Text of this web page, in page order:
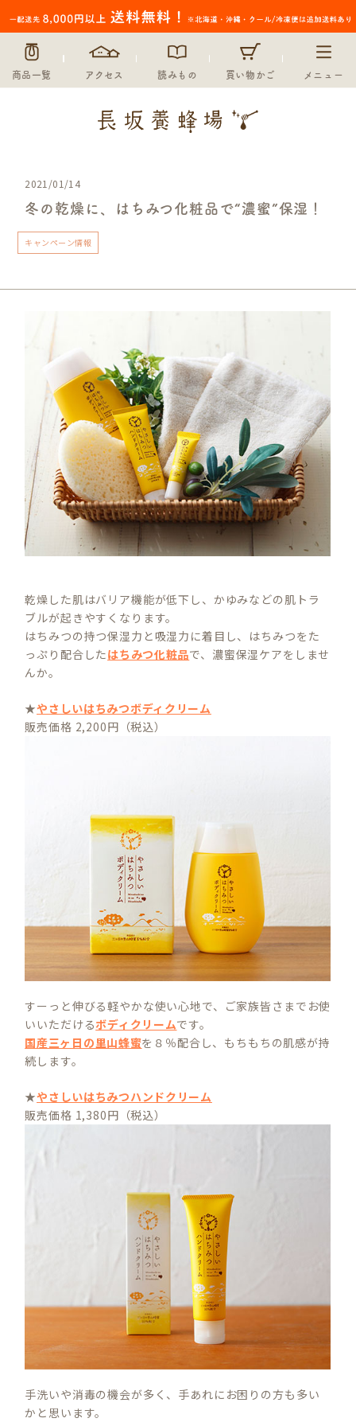
商品一覧 アクセス 読みもの 買い物かご メニュー
2021/01/14
冬の乾燥に、はちみつ化粧品で“濃蜜”保湿！
キャンペーン情報
乾燥した肌はバリア機能が低下し、かゆみなどの肌トラ
ブルが起きやすくなります。
はちみつの持つ保湿力と吸湿力に着目し、はちみつをた
っぷり配合したはちみつ化粧品で、濃蜜保湿ケアをしませ
んか。
★やさしいはちみつボディクリーム
販売価格 2,200円（税込）
すーっと伸びる軽やかな使い心地で、ご家族皆さまでお使
いいただけるボディクリームです。
国産三ヶ日の里山蜂蜜を８％配合し、もちもちの肌感が持
続します。
★やさしいはちみつハンドクリーム
販売価格 1,380円（税込）
手洗いや消毒の機会が多く、手あれにお困りの方も多い
かと思います。